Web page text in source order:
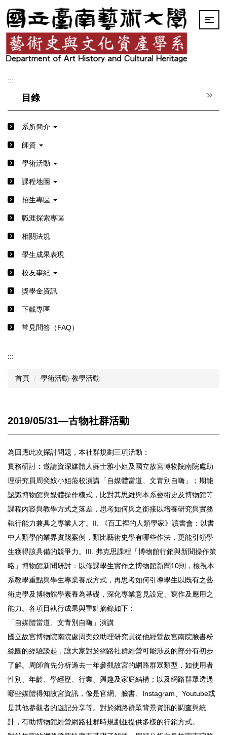
跳
到
主
要
內
容
:::
目錄
系所簡介
師資
學術活動
課程地圖
招生專區
職涯探索專區
相關法規
學生成果表現
校友事紀
獎學金資訊
下載專區
常見問答（FAQ）
:::
首頁 學術活動-教學活動
2019/05/31―古物社群活動
為回應此次探討問題，本社群規劃三項活動：
實務研討：邀請資深媒體人蘇士雅小姐及國立故宮博物院南院處助
理研究員周奕妏小姐蒞校演講「自媒體當道、文青別自嗨」；期能
認識博物館與媒體操作模式，比對其思維與本系藝術史及博物館等
課程內容與教學方式之落差，思考如何與之銜接以培養研究與實務
執行能力兼具之專業人才。II. 《百工裡的人類學家》讀書會：以書
中人類學的業界實踐案例，類比藝術史學有哪些作法，更能引領學
生獲得該具備的競爭力。III. 弗克思課程「博物館行銷與新聞操作策
略」博物館新聞研討：以修課學生實作之博物館新聞10則，檢視本
系教學重點與學生專業養成方式，再思考如何引導學生以既有之藝
術史學及博物館學素養為基礎，深化專業意見設定、寫作及應用之
能力。各項目執行成果與重點摘錄如下：
「自媒體當道、文青別自嗨」演講
國立故宮博物院南院處周奕妏助理研究員從他經營故宮南院臉書粉
絲團的經驗談起，讓大家對於網路社群經營可能涉及的部分有初步
了解。周師首先分析過去一年參觀故宮的網路群眾類型，如使用者
性別、年齡、學經歷、行業、興趣及家庭結構；以及網路群眾透過
哪些媒體得知故宮資訊，像是官網、臉書、Instagram、Youtube或
是其他參觀者的遊記分享等。對於網路群眾背景資訊的調查與統
計，有助博物館經營網路社群時規劃並提供多樣的行銷方式。